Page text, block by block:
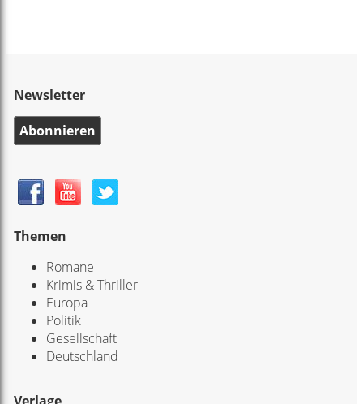
Newsletter
Abonnieren
Themen
Romane
Krimis & Thriller
Europa
Politik
Gesellschaft
Deutschland